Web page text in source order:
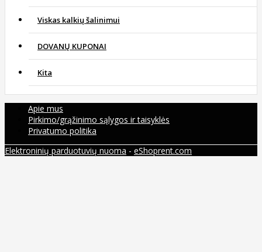
Viskas kalkių šalinimui
DOVANŲ KUPONAI
Kita
Apie mus
Pirkimo/grąžinimo sąlygos ir taisyklės
Privatumo politika
Elektroninių parduotuvių nuoma - eShoprent.com